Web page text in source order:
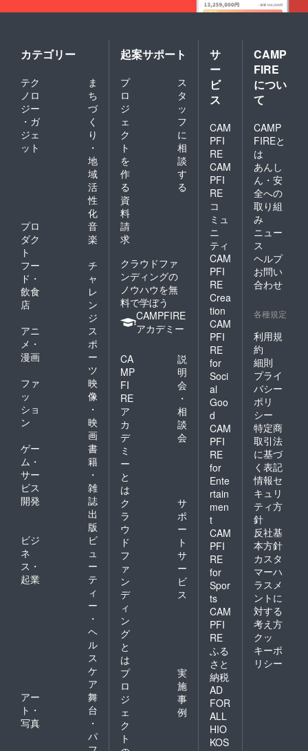
カテゴリー
テク
ノロ
ジー
・ガ
ジェ
ット
ま
ち
づ
く
り
・
地
域
活
性
化
プロ
ダク
ト
音
楽
フー
ド・
飲食
店
チ
ャ
レ
ン
ジ
アニ
メ・
漫画
ス
ポ
ー
ツ
ファ
ッ
ショ
ン
映
像
・
映
画
ゲー
ム・
サー
ビス
開発
書
籍
・
雑
誌
出
版
ビジ
ネ
ス・
起業
ビ
ュ
ー
テ
ィ
ー
・
ヘ
ル
ス
ケ
ア
アー
ト・
写真
舞
台
・
パ
起案サポート
プ
ロ
ジ
ェ
ク
ト
を
作
る
ス
タ
ッ
フ
に
相
談
す
る
資
料
請
求
クラウドファ
ンディングの
ノウハウを無
料で学ぼう
CAMPFIRE
アカデミー
CA
MP
FI
RE
ア
カ
デ
ミ
ー
と
は
説
明
会
・
相
談
会
ク
ラ
ウ
ド
フ
ァ
ン
デ
ィ
ン
グ
と
は
サ
ポ
ー
ト
サ
ー
ビ
ス
プ
ロ
ジ
ェ
ク
ト
実
施
事
例
サ
ー
ビ
ス
CAM
PFI
RE
CAM
PFI
RE
コ
ミュ
ニ
ティ
CAM
PFI
RE
Crea
tion
CAM
PFI
RE
for
Soci
al
Goo
d
CAM
PFI
RE
for
Ente
rtain
men
t
CAM
PFI
RE
for
Spor
ts
CAM
PFI
RE
ふる
さと
納税
AD
FOR
ALL
HIO
KOS
CAMP
FIRE
につい
て
CAMP
FIREと
は
あんし
ん・安
全への
取り組
み
ニュー
ス
ヘルプ
お問い
合わせ
各種規定
利用規
約
細則
プライ
バシー
ポリ
シー
特定商
取引法
に基づ
く表記
情報セ
キュリ
ティ方
針
反社基
本方針
カスタ
マーハ
ラスメ
ントに
対する
考え方
クッ
キーポ
リシー